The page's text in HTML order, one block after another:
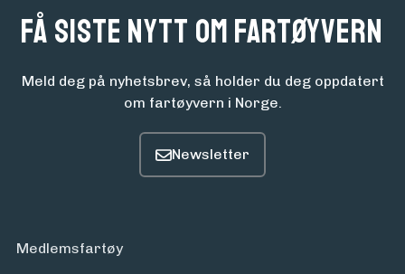
Få siste nytt om fartøyvern
Meld deg på nyhetsbrev, så holder du deg oppdatert
om fartøyvern i Norge.
Medlemsfartøy